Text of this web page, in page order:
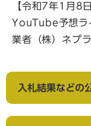
【令和7年1月8
YouTube予想ラ
業者（株）ネプ
入札結果などの